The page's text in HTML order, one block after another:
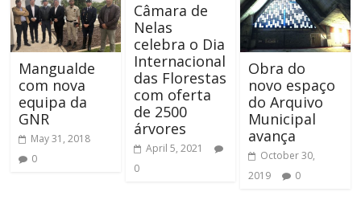
Mangualde
com nova
equipa da
GNR
May 31, 2018
0
Câmara de
Nelas
celebra o Dia
Internacional
das Florestas
com oferta
de 2500
árvores
April 5, 2021
0
Obra do
novo espaço
do Arquivo
Municipal
avança
October 30,
2019
0